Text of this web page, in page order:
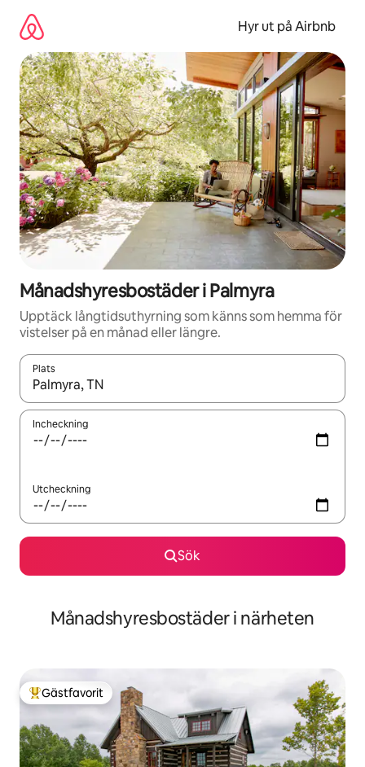
innehåll
Hyr ut på Airbnb
Månadshyresbostäder i Palmyra
Upptäck långtidsuthyrning som känns som hemma för
vistelser på en månad eller längre.
Plats
När resultaten är tillgängliga kan du navigera med upp- och
Incheckning
Utcheckning
Sök
Månadshyresbostäder i närheten
Populär gästfavorit
Gästfavorit